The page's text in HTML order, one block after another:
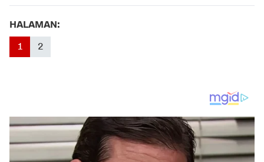
HALAMAN:
1 2